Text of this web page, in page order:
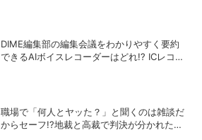
DIME編集部の編集会議をわかりやすく要約
できるAIボイスレコーダーはどれ!? ICレコー
職場で「何人とヤッた？」と聞くのは雑談だ
からセーフ!?地裁と高裁で判決が分かれたセ